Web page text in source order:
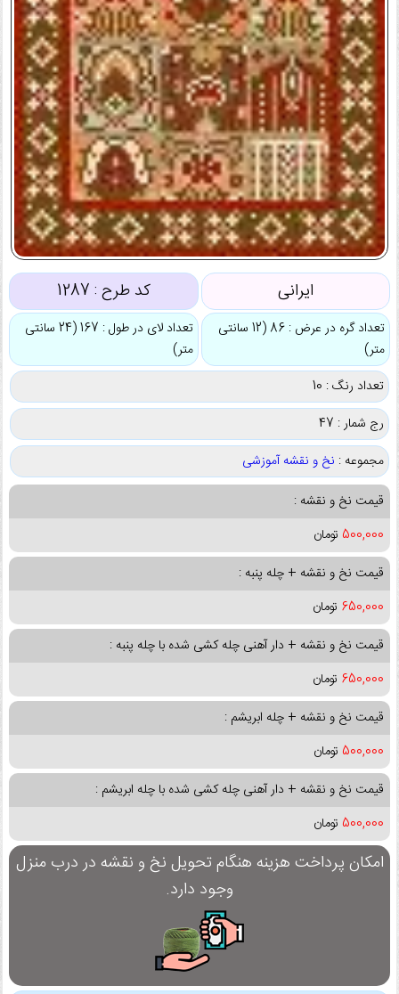
ایرانی کد طرح : 1287
تعداد گره در عرض : 86 (12 سانتی
متر)
تعداد لای در طول : 167 (24 سانتی
متر)
تعداد رنگ : 10
رج شمار : 47
مجموعه : نخ و نقشه آموزشی
قیمت نخ و نقشه :
500,000 تومان
قیمت نخ و نقشه + چله پنبه :
650,000 تومان
قیمت نخ و نقشه + دار آهنی چله کشی شده با چله پنبه :
650,000 تومان
قیمت نخ و نقشه + چله ابریشم :
500,000 تومان
قیمت نخ و نقشه + دار آهنی چله کشی شده با چله ابریشم :
500,000 تومان
امکان پرداخت هزینه هنگام تحویل نخ و نقشه در درب منزل
وجود دارد.